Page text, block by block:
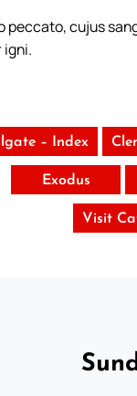
cujus
igni.
– Index
Exodus
Visit